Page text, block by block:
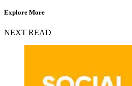
Explore More
NEXT READ